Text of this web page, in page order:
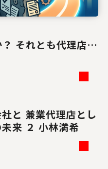
それとも代理店…
と 兼業代理店とし
来 ２ 小林満希